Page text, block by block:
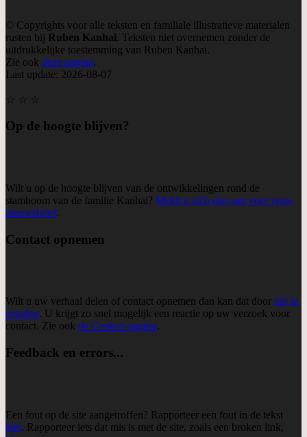
© Copyrights voor alle teksten en familiale illustratieve materialen
rusten bij Ruben Kanhai. Teksten niet overnemen zonder de
uitdrukkelijke toestemming van Ruben Kanhai.
Zie ook deze pagina.
Last update: 2026-08-07
Op de hoogte blijven?
Wilt u op de hoogte blijven van de ontwikkelingen rond de
stamboom van de familie Kanhai? Meldt u zich dan aan voor onze
nieuwsbrief.
Contact opnemen
Wilt u uw verhaal delen of contact opnemen dan kan dat door mij te
emailen. U krijgt zo snel mogelijk een reactie op uw verzoek voor
contact. Zie ook de Contact-pagina.
Feedback en errors...
Een fout op de site aangetroffen? Rapporteer een fout in de tekst
hier. Rapporteer iets dat mis is met de site, zoals een broken link,